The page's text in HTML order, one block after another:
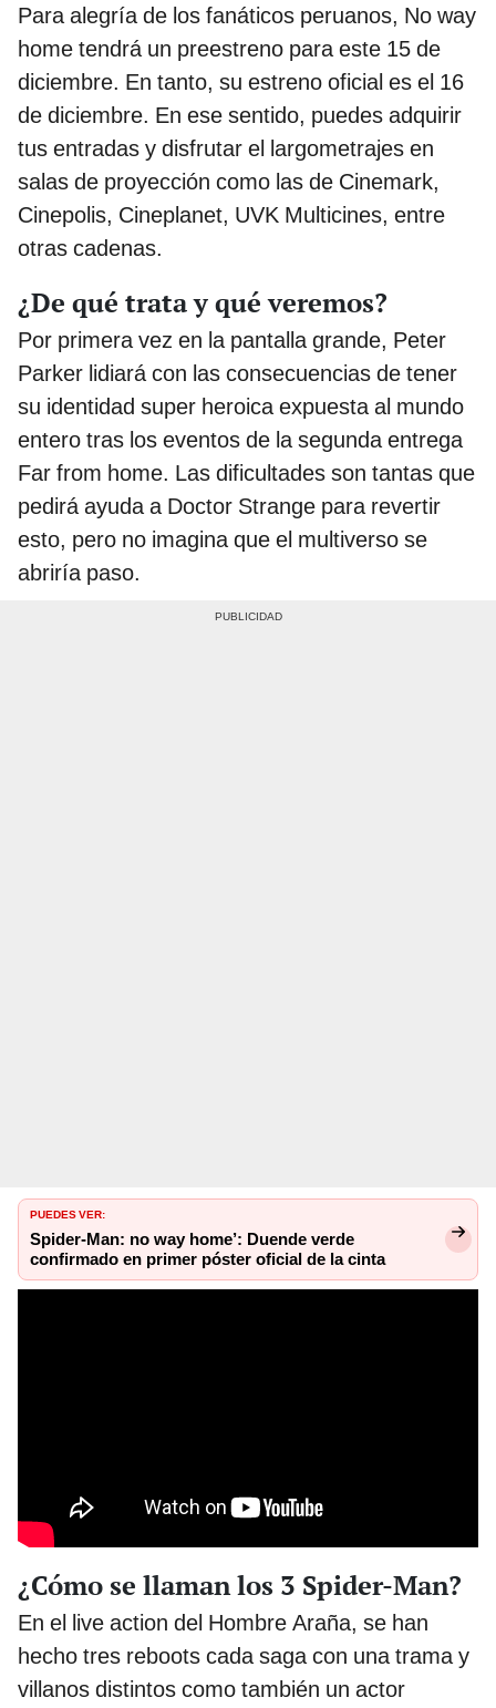
Para alegría de los fanáticos peruanos, No way
home tendrá un preestreno para este 15 de
diciembre. En tanto, su estreno oficial es el 16
de diciembre. En ese sentido, puedes adquirir
tus entradas y disfrutar el largometrajes en
salas de proyección como las de Cinemark,
Cinepolis, Cineplanet, UVK Multicines, entre
otras cadenas.
¿De qué trata y qué veremos?
Por primera vez en la pantalla grande, Peter
Parker lidiará con las consecuencias de tener
su identidad super heroica expuesta al mundo
entero tras los eventos de la segunda entrega
Far from home. Las dificultades son tantas que
pedirá ayuda a Doctor Strange para revertir
esto, pero no imagina que el multiverso se
abriría paso.
PUEDES VER:
Spider-Man: no way home’: Duende verde
confirmado en primer póster oficial de la cinta
¿Cómo se llaman los 3 Spider-Man?
En el live action del Hombre Araña, se han
hecho tres reboots cada saga con una trama y
villanos distintos como también un actor